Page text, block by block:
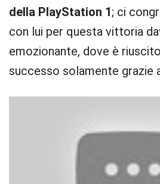
della PlayStation 1; ci
con lui per questa vittoria
emozionante, dove è
successo solamente grazie